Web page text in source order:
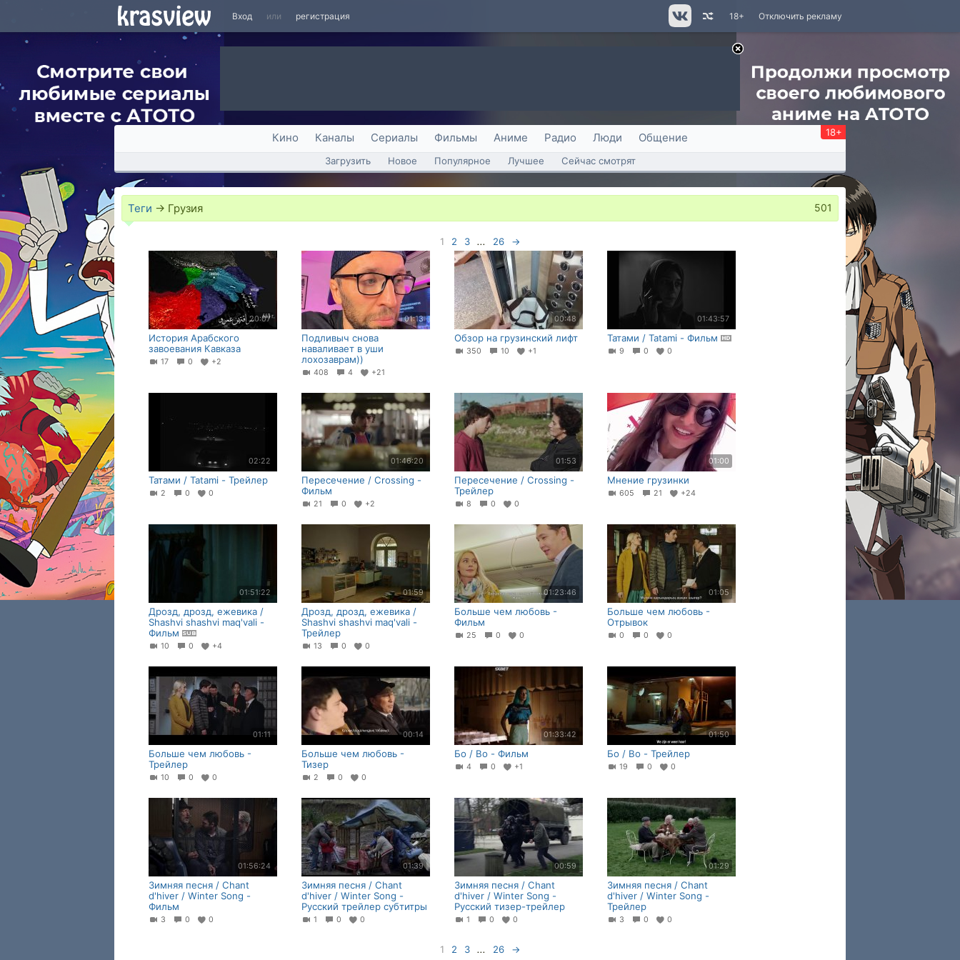
Вход или регистрация Отключить рекламу
18+
Кино Каналы Сериалы Фильмы Аниме Радио Люди Общение 18+
Загрузить Новое Популярное Лучшее Сейчас смотрят
Теги → Грузия 501
1 2 3 ... 26 →
20:07
История Арабского
завоевания Кавказа
17 0 +2
01:13
Подливыч снова
наваливает в уши
лохозаврам))
408 4 +21
00:48
Обзор на грузинский лифт
350 10 +1
01:43:57
Татами / Tatami - Фильм
9 0 0
02:22
Татами / Tatami - Трейлер
2 0 0
01:46:20
Пересечение / Crossing -
Фильм
21 0 +2
01:53
Пересечение / Crossing -
Трейлер
8 0 0
01:00
Мнение грузинки
605 21 +24
01:51:22
Дрозд, дрозд, ежевика /
Shashvi shashvi maq'vali -
Фильм
10 0 +4
01:59
Дрозд, дрозд, ежевика /
Shashvi shashvi maq'vali -
Трейлер
13 0 0
01:23:46
Больше чем любовь -
Фильм
25 0 0
01:05
Больше чем любовь -
Отрывок
0 0 0
01:11
Больше чем любовь -
Трейлер
10 0 0
00:14
Больше чем любовь -
Тизер
2 0 0
01:33:42
Бо / Bo - Фильм
4 0 +1
01:50
Бо / Bo - Трейлер
19 0 0
01:56:24
Зимняя песня / Chant
d'hiver / Winter Song -
Фильм
3 0 0
01:39
Зимняя песня / Chant
d'hiver / Winter Song -
Русский трейлер субтитры
1 0 0
00:59
Зимняя песня / Chant
d'hiver / Winter Song -
Русский тизер-трейлер
1 0 0
01:29
Зимняя песня / Chant
d'hiver / Winter Song -
Трейлер
3 0 0
1 2 3 ... 26 →